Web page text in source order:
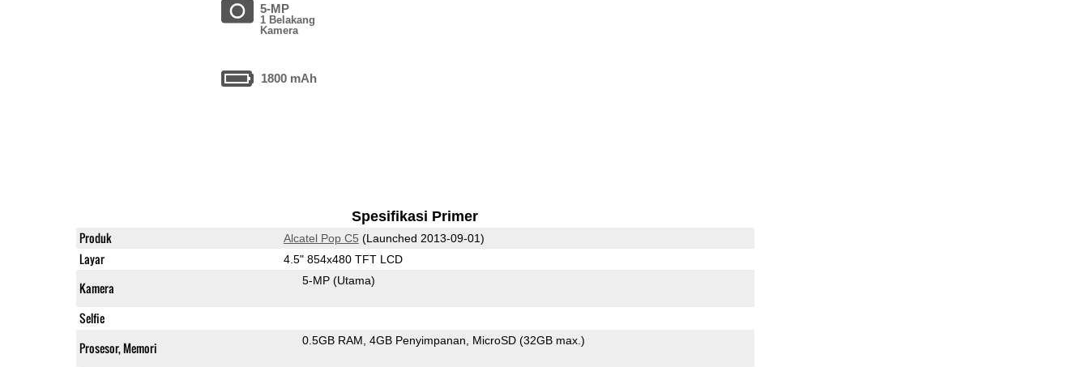
5-MP
1 Belakang
Kamera
1800 mAh
Spesifikasi Primer
Produk Alcatel Pop C5 (Launched 2013-09-01)
Layar 4.5" 854x480 TFT LCD
Kamera 5-MP (Utama)
Selfie
Prosesor, Memori
0.5GB RAM 4GB Penyimpanan MicroSD (32GB max.)